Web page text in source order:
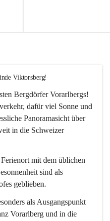
Viktorsberg!
Bergdörfer Vorarlbergs!
dafür viel Sonne und
Panoramasicht über
in die Schweizer
mit dem üblichen
sind als
geblieben.
als Ausgangspunkt
Vorarlberg und in die